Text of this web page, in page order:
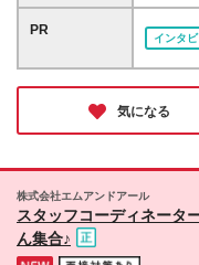
+各種
は希望
行直帰となります ≪積
木一丁
川】 横
通、栄
【福岡
派遣と
の制度
期的に安
PR
インタ
気になる
株式会社エムアンドアール
スタッフコーディネータ
ん集合♪